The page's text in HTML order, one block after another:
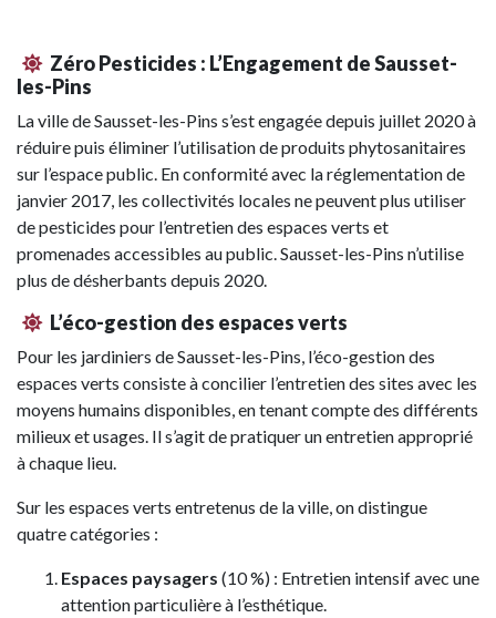
Zéro Pesticides : L’Engagement de Sausset-
les-Pins
La ville de Sausset-les-Pins s’est engagée depuis juillet 2020 à
réduire puis éliminer l’utilisation de produits phytosanitaires
sur l’espace public. En conformité avec la réglementation de
janvier 2017, les collectivités locales ne peuvent plus utiliser
de pesticides pour l’entretien des espaces verts et
promenades accessibles au public. Sausset-les-Pins n’utilise
plus de désherbants depuis 2020.
L’éco-gestion des espaces verts
Pour les jardiniers de Sausset-les-Pins, l’éco-gestion des
espaces verts consiste à concilier l’entretien des sites avec les
moyens humains disponibles, en tenant compte des différents
milieux et usages. Il s’agit de pratiquer un entretien approprié
à chaque lieu.
Sur les espaces verts entretenus de la ville, on distingue
quatre catégories :
Espaces paysagers (10 %) : Entretien intensif avec une
attention particulière à l’esthétique.